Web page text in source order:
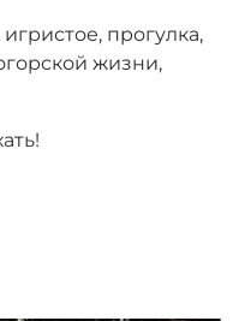
прогулка,
жизни,